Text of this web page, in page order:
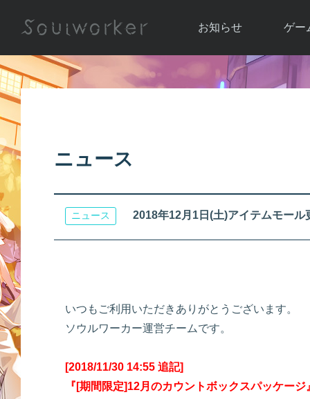
お知らせ
お知らせ一覧
ゲー
ソウ
アップ
ニュース
ニュース 2018年12月1日(土)アイテムモー
いつもご利用いただきありがとうございます。
ソウルワーカー運営チームです。
[2018/11/30 14:55 追記]
『[期間限定]12月のカウントボックスパッケー